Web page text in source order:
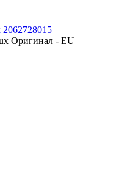
2062728015
Оригинал - EU